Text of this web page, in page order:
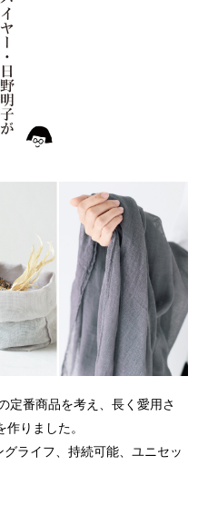
定番商品を考え、長く愛用さ
りました。
ライフ、持続可能、ユニセッ